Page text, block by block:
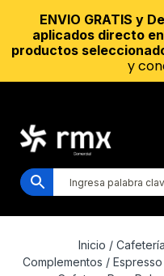
Inicio /
Complementos /
ENVIO GRATIS y
aplicados directo
productos
y